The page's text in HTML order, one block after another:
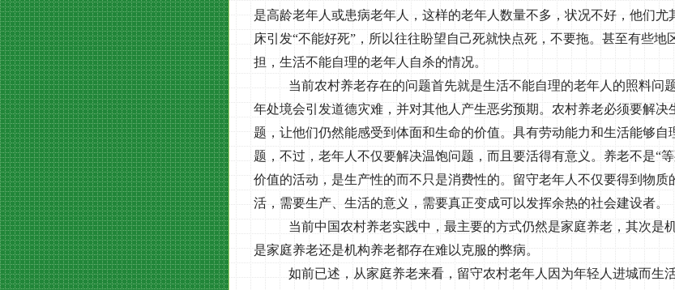
是高龄老年人或患病老年人，这样的老年人数量不多，状况不好，他们尤
床引发“不能好死”，所以往往盼望自己死就快点死，不要拖。甚至有些地
担，生活不能自理的老年人自杀的情况。
当前农村养老存在的问题首先就是生活不能自理的老年人的照料问
年处境会引发道德灾难，并对其他人产生恶劣预期。农村养老必须要解决
题，让他们仍然能感受到体面和生命的价值。具有劳动能力和生活能够自
题，不过，老年人不仅要解决温饱问题，而且要活得有意义。养老不是“
价值的活动，是生产性的而不只是消费性的。留守老年人不仅要得到物质
活，需要生产、生活的意义，需要真正变成可以发挥余热的社会建设者。
当前中国农村养老实践中，最主要的方式仍然是家庭养老，其次是
是家庭养老还是机构养老都存在难以克服的弊病。
如前已述，从家庭养老来看，留守农村老年人因为年轻人进城而生